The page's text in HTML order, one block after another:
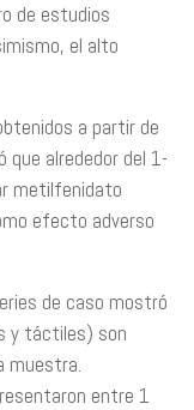
de estudios
el alto
a partir de
que alrededor del 1-
metilfenidato
efecto adverso
de caso mostró
y táctiles) son
muestra.
entre 1